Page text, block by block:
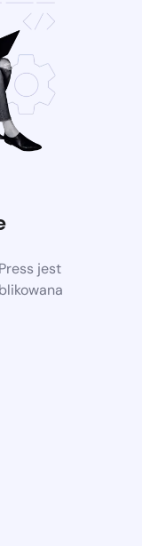
jest